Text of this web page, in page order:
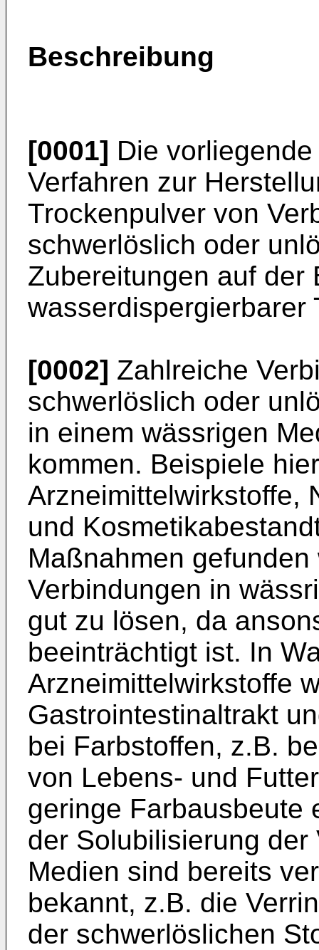
Beschreibung
[0001] Die
Verfahren zur
Trockenpulver von
schwerlöslich oder
Zubereitungen auf der
wasserdispergierbarer
[0002] Zahlreiche
schwerlöslich oder
in einem wässrigen
kommen. Beispiele
Arzneimittelwirkstoffe,
und
Maßnahmen
Verbindungen in
gut zu lösen, da
beeinträchtigt ist. In
Arzneimittelwirkstoffe
Gastrointestinaltrakt
bei Farbstoffen, z.B.
von Lebens- und
geringe Farbausbeute
der Solubilisierung
Medien sind bereits
bekannt, z.B. die
der schwerlöslichen